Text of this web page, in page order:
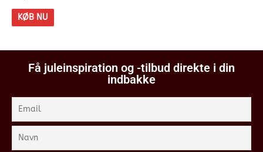
KØB NU
Få juleinspiration og -tilbud direkte i din
indbakke